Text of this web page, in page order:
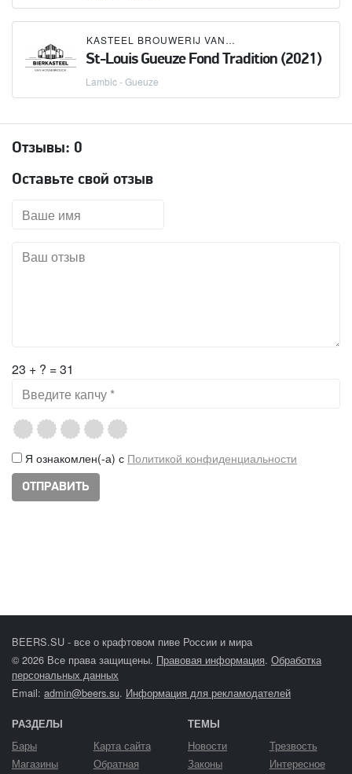
KASTEEL BROUWERIJ VANHONSEBROUCK
St-Louis Gueuze Fond Tradition (2021)
Lambic - Gueuze
Отзывы: 0
Оставьте свой отзыв
23 + ? = 31
Я ознакомлен(-а) с Политикой конфиденциальности
BEERS.SU - все о крафтовом пиве России и мира
© 2026 Все права защищены. Правовая информация. Обработка
персональных данных
Email: admin@beers.su. Информация для рекламодателей
РАЗДЕЛЫ
Бары
Магазины
Карта сайта
Обратная
ТЕМЫ
Новости
Законы
Трезвость
Интересное